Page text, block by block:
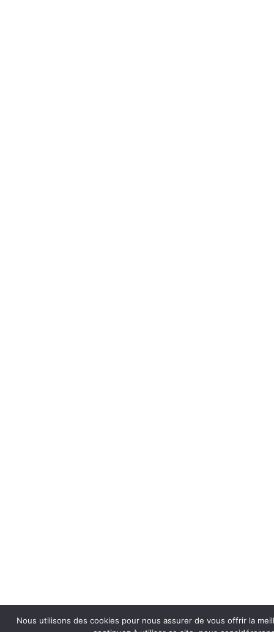
Nous utilisons des cookies pour nous assurer de vous offrir la